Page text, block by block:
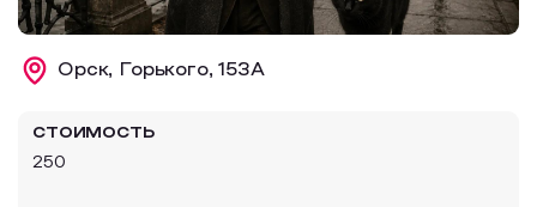
Образовательный туризм
Аттестованные экскурсоводы
Все маршруты
Орск, Горького, 153А
СТОИМОСТЬ
250